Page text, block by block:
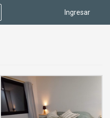
Ingresar